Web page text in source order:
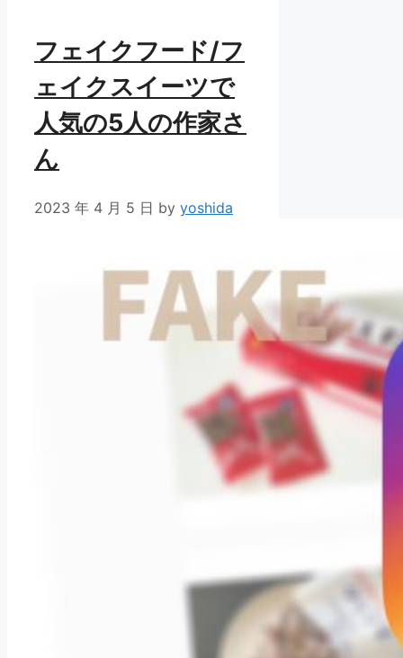
フェイクフード/フ
ェイクスイーツで
人気の5人の作家さ
ん
2023 年 4 月 5 日 by yoshida